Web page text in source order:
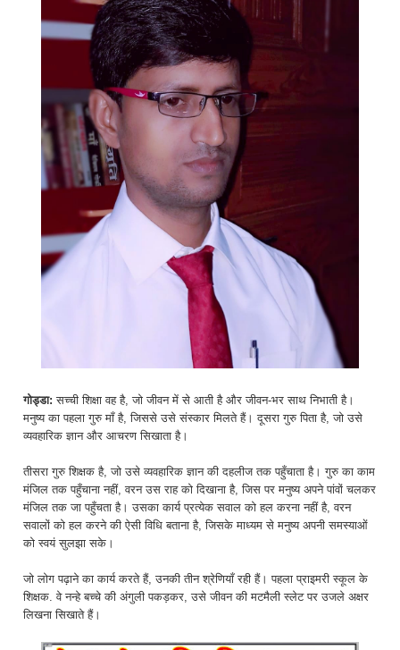
गोड्डा: सच्ची शिक्षा वह है, जो जीवन में से आती है और जीवन-भर साथ निभाती है।
मनुष्य का पहला गुरु मॉं है, जिससे उसे संस्कार मिलते हैं। दूसरा गुरु पिता है, जो उसे
व्यवहारिक ज्ञान और आचरण सिखाता है।
तीसरा गुरु शिक्षक है, जो उसे व्यवहारिक ज्ञान की दहलीज तक पहुँचाता है। गुरु का काम
मंजिल तक पहुँचाना नहीं, वरन उस राह को दिखाना है, जिस पर मनुष्य अपने पांवों चलकर
मंजिल तक जा पहुँचता है। उसका कार्य प्रत्येक सवाल को हल करना नहीं है, वरन
सवालों को हल करने की ऐसी विधि बताना है, जिसके माध्यम से मनुष्य अपनी समस्याओं
को स्वयं सुलझा सके।
जो लोग पढ़ाने का कार्य करते हैं, उनकी तीन श्रेणियाँ रही हैं। पहला प्राइमरी स्कूल के
शिक्षक. वे नन्हे बच्चे की अंगुली पकड़कर, उसे जीवन की मटमैली स्लेट पर उजले अक्षर
लिखना सिखाते हैं।